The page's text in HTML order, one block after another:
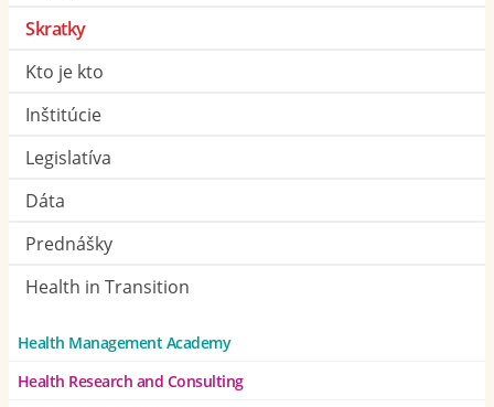
Skratky
Kto je kto
Inštitúcie
Legislatíva
Dáta
Prednášky
Health in Transition
Health Management Academy
Health Research and Consulting